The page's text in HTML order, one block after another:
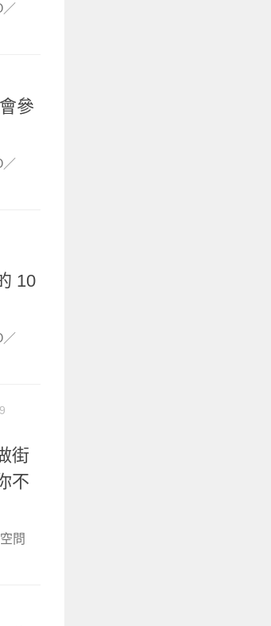
／
參
／
10
／
街
不
問